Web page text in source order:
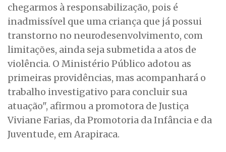
chegarmos à responsabilização, pois é
inadmissível que uma criança que já possui
transtorno no neurodesenvolvimento, com
limitações, ainda seja submetida a atos de
violência. O Ministério Público adotou as
primeiras providências, mas acompanhará o
trabalho investigativo para concluir sua
atuação", afirmou a promotora de Justiça
Viviane Farias, da Promotoria da Infância e da
Juventude, em Arapiraca.